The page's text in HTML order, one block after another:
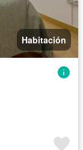
Habitación